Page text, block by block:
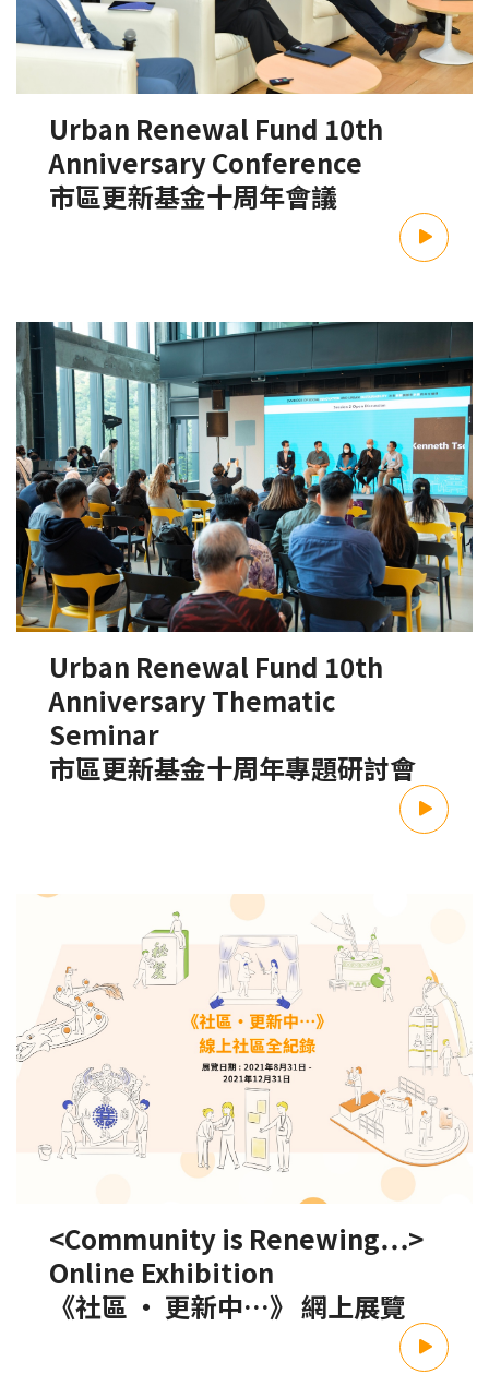
Urban Renewal Fund 10th
Anniversary Conference
市區更新基金十周年會議
Urban Renewal Fund 10th
Anniversary Thematic
Seminar
市區更新基金十周年專題研討會
<Community is Renewing…>
Online Exhibition
《社區 ‧ 更新中…》 網上展覽